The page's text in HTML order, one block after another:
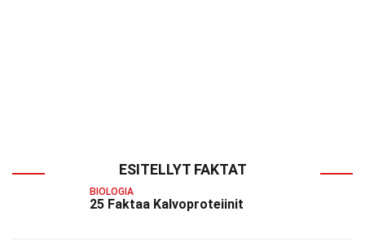
ESITELLYT FAKTAT
BIOLOGIA
25 Faktaa Kalvoproteiinit